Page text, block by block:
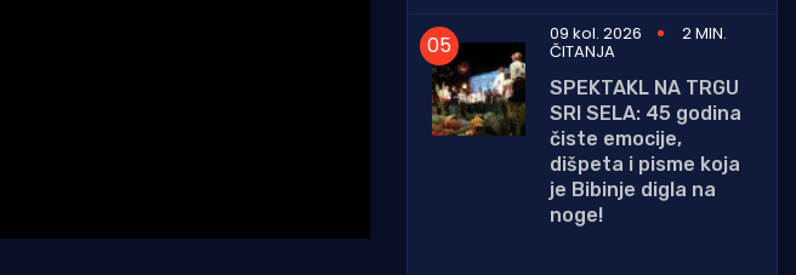
09 kol. 2026
2 MIN.
ČITANJA
SPEKTAKL NA TRGU
SRI SELA: 45 godina
čiste emocije,
dišpeta i pisme koja
je Bibinje digla na
noge!